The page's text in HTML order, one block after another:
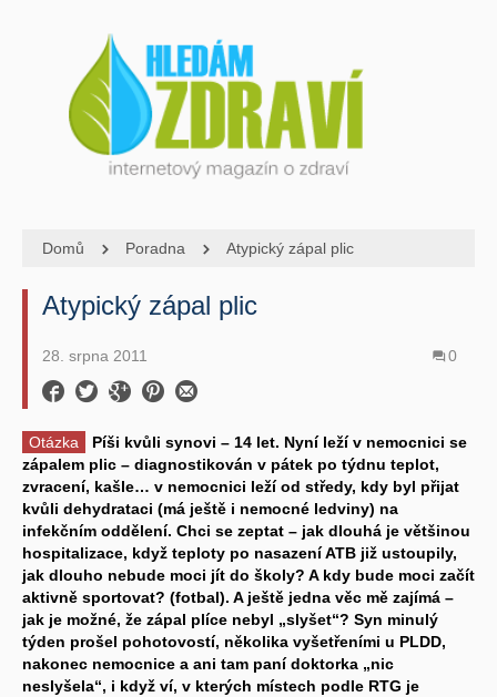
Domů Poradna Atypický zápal plic
Atypický zápal plic
28. srpna 2011 0
Otázka
Píši kvůli synovi – 14 let. Nyní leží v nemocnici se
zápalem plic – diagnostikován v pátek po týdnu teplot,
zvracení, kašle… v nemocnici leží od středy, kdy byl přijat
kvůli dehydrataci (má ještě i nemocné ledviny) na
infekčním oddělení. Chci se zeptat – jak dlouhá je většinou
hospitalizace, když teploty po nasazení ATB již ustoupily,
jak dlouho nebude moci jít do školy? A kdy bude moci začít
aktivně sportovat? (fotbal). A ještě jedna věc mě zajímá –
jak je možné, že zápal plíce nebyl „slyšet“? Syn minulý
týden prošel pohotovostí, několika vyšetřeními u PLDD,
nakonec nemocnice a ani tam paní doktorka „nic
neslyšela“, i když ví, v kterých místech podle RTG je